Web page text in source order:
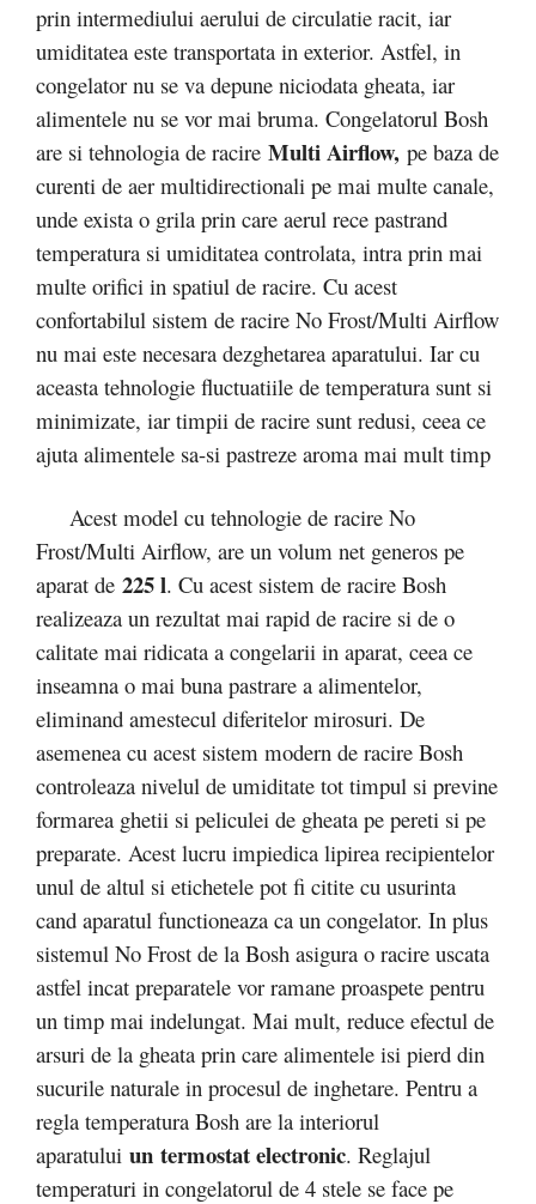
prin intermediului aerului de circulatie racit, iar
umiditatea este transportata in exterior. Astfel, in
congelator nu se va depune niciodata gheata, iar
alimentele nu se vor mai bruma. Congelatorul Bosh
are si tehnologia de racire Multi Airflow, pe baza de
curenti de aer multidirectionali pe mai multe canale,
unde exista o grila prin care aerul rece pastrand
temperatura si umiditatea controlata, intra prin mai
multe orifici in spatiul de racire. Cu acest
confortabilul sistem de racire No Frost/Multi Airflow
nu mai este necesara dezghetarea aparatului. Iar cu
aceasta tehnologie fluctuatiile de temperatura sunt si
minimizate, iar timpii de racire sunt redusi, ceea ce
ajuta alimentele sa-si pastreze aroma mai mult timp
Acest model cu tehnologie de racire No
Frost/Multi Airflow, are un volum net generos pe
aparat de 225 l. Cu acest sistem de racire Bosh
realizeaza un rezultat mai rapid de racire si de o
calitate mai ridicata a congelarii in aparat, ceea ce
inseamna o mai buna pastrare a alimentelor,
eliminand amestecul diferitelor mirosuri. De
asemenea cu acest sistem modern de racire Bosh
controleaza nivelul de umiditate tot timpul si previne
formarea ghetii si peliculei de gheata pe pereti si pe
preparate. Acest lucru impiedica lipirea recipientelor
unul de altul si etichetele pot fi citite cu usurinta
cand aparatul functioneaza ca un congelator. In plus
sistemul No Frost de la Bosh asigura o racire uscata
astfel incat preparatele vor ramane proaspete pentru
un timp mai indelungat. Mai mult, reduce efectul de
arsuri de la gheata prin care alimentele isi pierd din
sucurile naturale in procesul de inghetare. Pentru a
regla temperatura Bosh are la interiorul
aparatului un termostat electronic. Reglajul
temperaturi in congelatorul de 4 stele se face pe